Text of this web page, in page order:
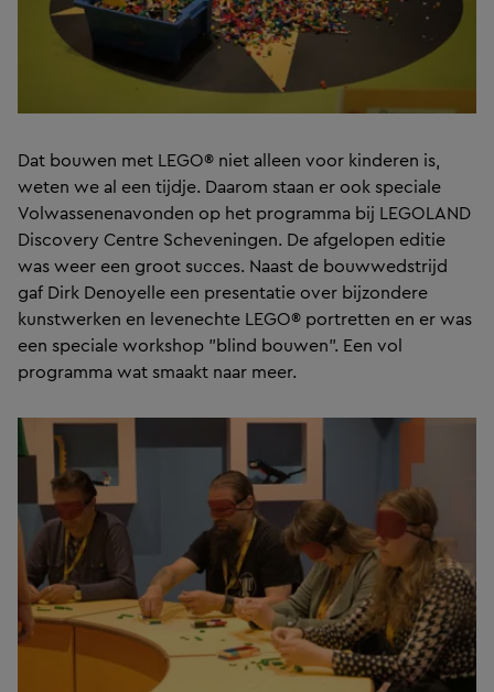
Dat bouwen met LEGO® niet alleen voor kinderen is,
weten we al een tijdje. Daarom staan er ook speciale
Volwassenenavonden op het programma bij LEGOLAND
Discovery Centre Scheveningen. De afgelopen editie
was weer een groot succes. Naast de bouwwedstrijd
gaf Dirk Denoyelle een presentatie over bijzondere
kunstwerken en levenechte LEGO® portretten en er was
een speciale workshop "blind bouwen". Een vol
programma wat smaakt naar meer.